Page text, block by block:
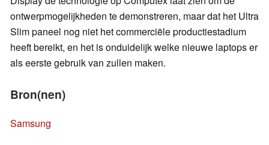
ontwerpmogelijkheden te demonstreren, maar dat het Ultra
Slim paneel nog niet het commerciële productiestadium
heeft bereikt, en het is onduidelijk welke nieuwe laptops er
als eerste gebruik van zullen maken.
Bron(nen)
Samsung